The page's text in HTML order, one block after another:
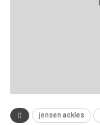
jensen ackles